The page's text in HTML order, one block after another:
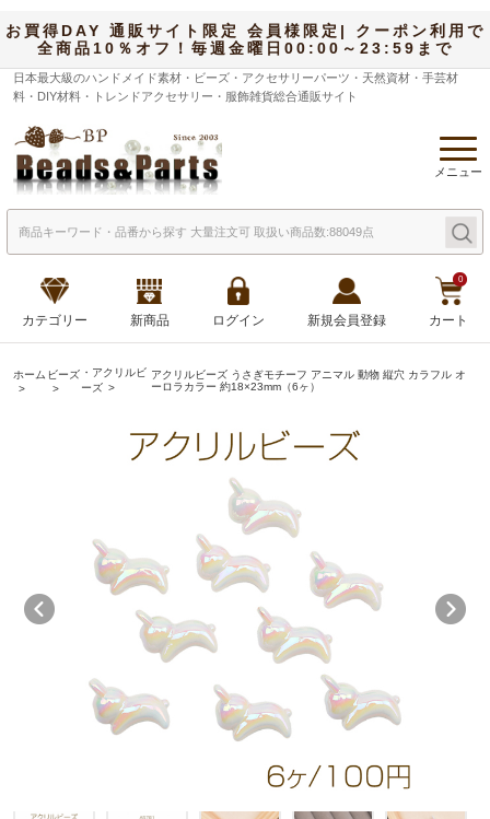
お買得DAY 通販サイト限定 会員様限定| クーポン利用で
全商品10％オフ！毎週金曜日00:00～23:59まで
日本最大級のハンドメイド素材・ビーズ・アクセサリーパーツ・天然資材・手芸材
料・DIY材料・トレンドアクセサリー・服飾雑貨総合通販サイト
メニュー
カテゴリー 新商品 ログイン 新規会員登録
0
カート
ホーム ビーズ ・アクリルビ
ーズ
アクリルビーズ うさぎモチーフ アニマル 動物 縦穴 カラフル オ
ーロラカラー 約18×23mm（6ヶ）